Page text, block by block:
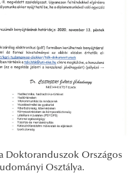
Doktoranduszok Országos
Osztálya.